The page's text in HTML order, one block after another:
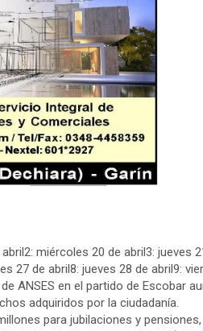
miércoles 20 de abril3: jueves
27 de abril8: jueves 28 de abril9:
ANSES en el partido de Escobar
adquiridos por la ciudadanía.
para jubilaciones y